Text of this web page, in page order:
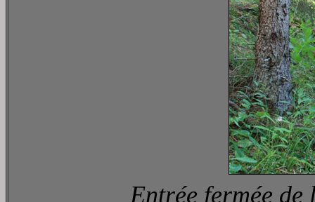
Entrée fermée